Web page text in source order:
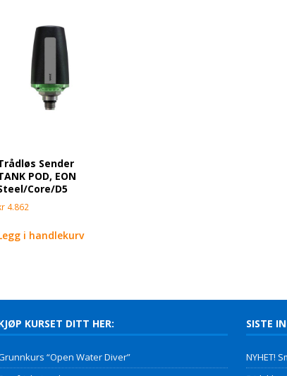
Sender
POD, EON
Core/D5
4.862
i handlekurv
KURSET DITT HER:
“Open Water Diver”
SISTE
NYHET!